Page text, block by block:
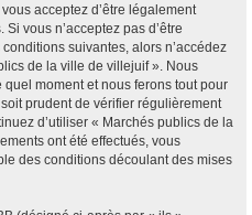
acceptez d’être légalement
vous n’acceptez pas d’être
suivantes, alors n’accédez
de la ville de villejuif ». Nous
moment et nous ferons tout pour
prudent de vérifier régulièrement
d’utiliser « Marchés publics de la
ont été effectués, vous
des conditions découlant des mises